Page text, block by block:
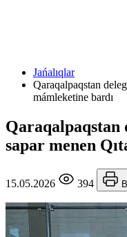
Jańalıqlar
Qaraqalpaqstan
mámleketine bardı
Qaraqalpaqstan
sapar menen
15.05.2026 394